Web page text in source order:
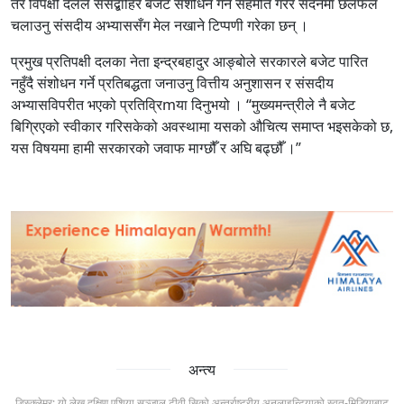
चलाउनु संसदीय अभ्याससँग मेल नखाने टिप्पणी गरेका छन् ।
प्रमुख प्रतिपक्षी दलका नेता इन्द्रबहादुर आङ्बोले सरकारले बजेट पारित
नहुँदै संशोधन गर्ने प्रतिबद्धता जनाउनु वित्तीय अनुशासन र संसदीय
अभ्यासविपरीत भएको प्रतिव्रिmया दिनुभयो । “मुख्यमन्त्रीले नै बजेट
बिग्रिएको स्वीकार गरिसकेको अवस्थामा यसको औचित्य समाप्त भइसकेको छ,
यस विषयमा हामी सरकारको जवाफ माग्छौँ र अघि बढ्छौँ ।”
अन्त्य